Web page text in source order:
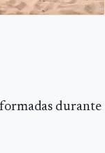
formadas durante